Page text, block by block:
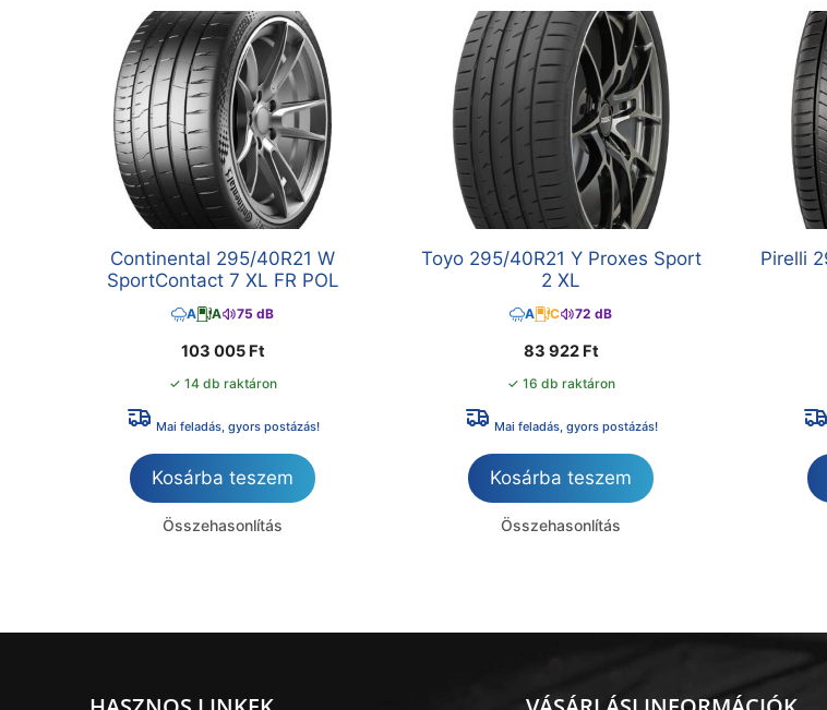
Continental 295/40R21 W
SportContact 7 XL FR POL
A A 75 dB
103 005 Ft
✓ 14 db raktáron
Mai feladás, gyors postázás!
Kosárba teszem
Összehasonlítás
Toyo 295/40R21 Y Proxes Sport
2 XL
A C 72 dB
83 922 Ft
✓ 16 db raktáron
Mai feladás, gyors postázás!
Kosárba teszem
Összehasonlítás
Pirelli